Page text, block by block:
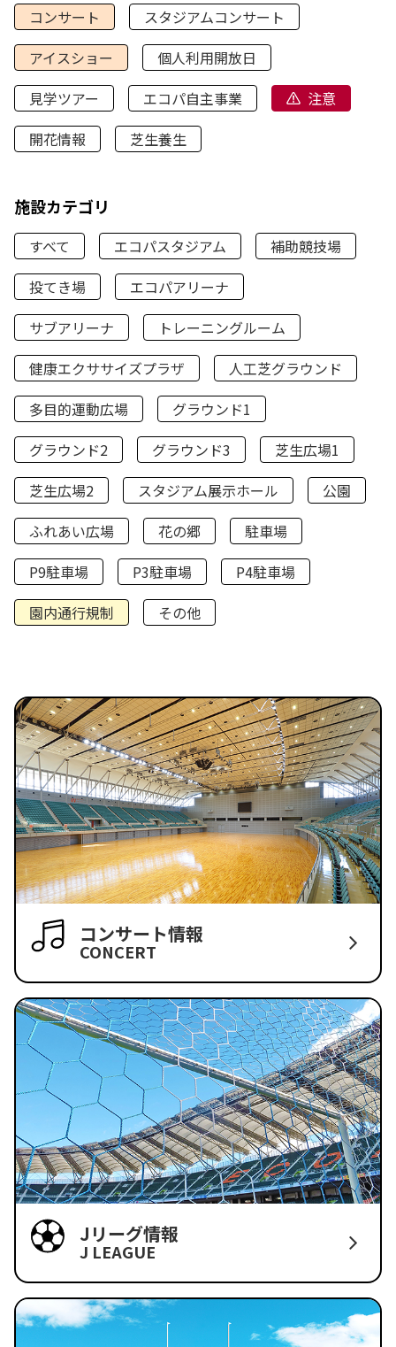
コンサート
スタジアムコンサート
アイスショー
個人利用開放日
見学ツアー
エコパ自主事業
注意
開花情報
芝生養生
施設カテゴリ
すべて エコパスタジアム
補助競技場
投てき場
エコパアリーナ
サブアリーナ
トレーニングルーム
健康エクササイズプラザ
人工芝グラウンド
多目的運動広場
グラウンド1
グラウンド2
グラウンド3
芝生広場1
芝生広場2
スタジアム展示ホール
公園
ふれあい広場
花の郷
駐車場
P9駐車場
P3駐車場
P4駐車場
園内通行規制
その他
コンサート情報
CONCERT
Jリーグ情報
J LEAGUE